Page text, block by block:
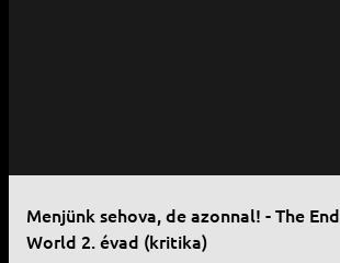
Menjünk sehova, de azonnal! - The
World 2. évad (kritika)